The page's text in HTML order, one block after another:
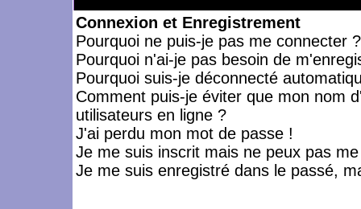
Connexion et Enregistrement
Pourquoi ne puis-je pas me connecter ?
Pourquoi n'ai-je pas besoin de
Pourquoi suis-je déconnecté
Comment puis-je éviter que mon nom
utilisateurs en ligne ?
J'ai perdu mon mot de passe !
Je me suis inscrit mais ne peux pas
Je me suis enregistré dans le passé,